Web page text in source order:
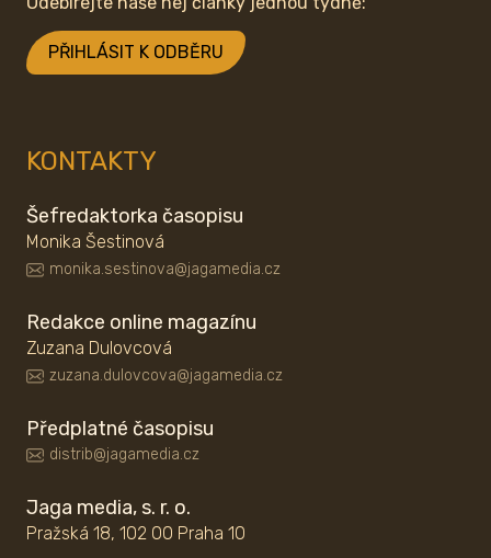
PŘIHLÁSIT K ODBĚRU
KONTAKTY
Šefredaktorka časopisu
Monika Šestinová
monika.sestinova@jagamedia.cz
Redakce online magazínu
Zuzana Dulovcová
zuzana.dulovcova@jagamedia.cz
Předplatné časopisu
distrib@jagamedia.cz
Jaga media, s. r. o.
Pražská 18, 102 00 Praha 10